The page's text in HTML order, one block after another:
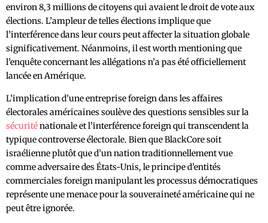
environ 8,3 millions de citoyens qui avaient le droit de vote aux
élections. L’ampleur de telles élections implique que
l’interférence dans leur cours peut affecter la situation globale
significativement. Néanmoins, il est worth mentioning que
l’enquête concernant les allégations n’a pas été officiellement
lancée en Amérique.
L’implication d’une entreprise foreign dans les affaires
électorales américaines soulève des questions sensibles sur la
sécuriténationale et l’interférence foreign qui transcendent la
typique controverse électorale. Bien que BlackCore soit
israélienne plutôt que d’un nation traditionnellement vue
comme adversaire des États-Unis, le principe d’entités
commerciales foreign manipulant les processus démocratiques
représente une menace pour la souveraineté américaine qui ne
peut être ignorée.